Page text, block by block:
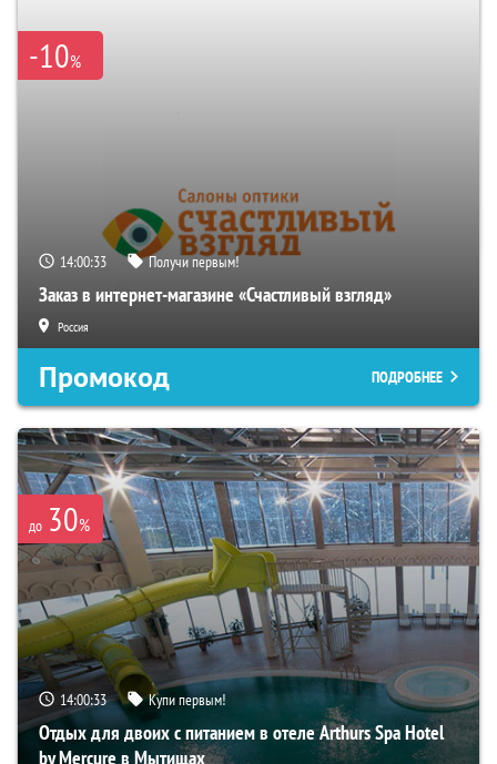
-10%
14:00:32 Получи первым!
Заказ в интернет-магазине «Счастливый взгляд»
Россия
Промокод ПОДРОБНЕЕ
до 30%
14:00:32 Купи первым!
Отдых для двоих с питанием в отеле Arthurs Spa Hotel
by Mercure в Мытищах